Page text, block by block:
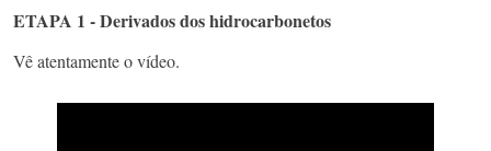
ETAPA 1 - Derivados dos hidrocarbonetos
Vê atentamente o vídeo.